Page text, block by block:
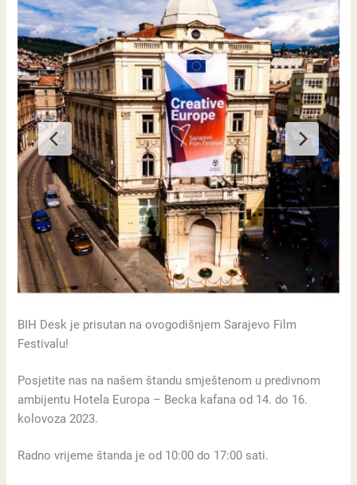
BIH Desk je prisutan na ovogodišnjem Sarajevo Film
Festivalu!
Posjetite nas na našem štandu smještenom u predivnom
ambijentu Hotela Europa – Becka kafana od 14. do 16.
kolovoza 2023.
Radno vrijeme štanda je od 10:00 do 17:00 sati.